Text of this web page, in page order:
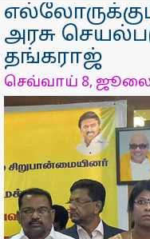
அரசு
தங்கராஜ்
செவ்வாய் 8, ஜூலை